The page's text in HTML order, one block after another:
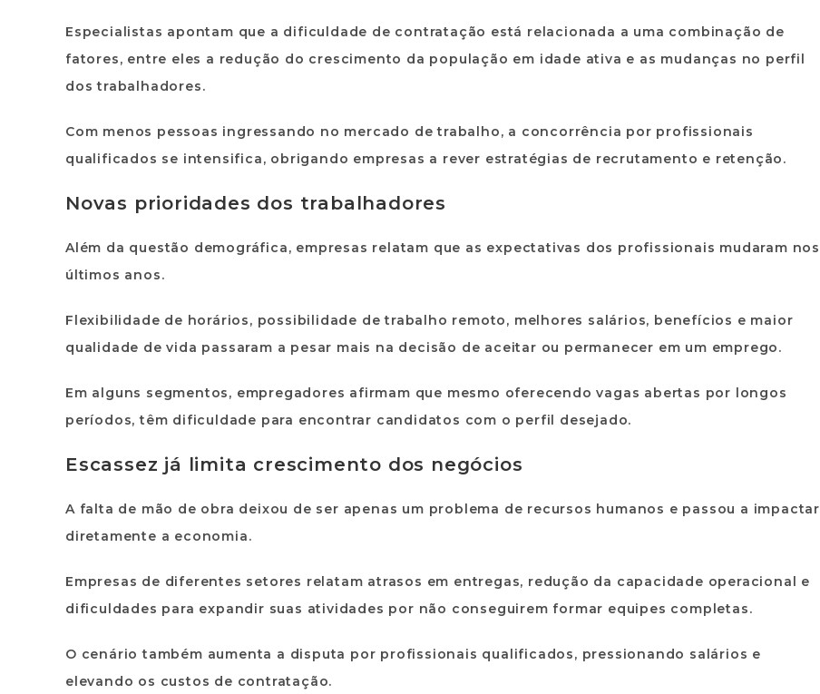
Especialistas apontam que a dificuldade de contratação está relacionada a uma combinação de
fatores, entre eles a redução do crescimento da população em idade ativa e as mudanças no perfil
dos trabalhadores.
Com menos pessoas ingressando no mercado de trabalho, a concorrência por profissionais
qualificados se intensifica, obrigando empresas a rever estratégias de recrutamento e retenção.
Novas prioridades dos trabalhadores
Além da questão demográfica, empresas relatam que as expectativas dos profissionais mudaram nos
últimos anos.
Flexibilidade de horários, possibilidade de trabalho remoto, melhores salários, benefícios e maior
qualidade de vida passaram a pesar mais na decisão de aceitar ou permanecer em um emprego.
Em alguns segmentos, empregadores afirmam que mesmo oferecendo vagas abertas por longos
períodos, têm dificuldade para encontrar candidatos com o perfil desejado.
Escassez já limita crescimento dos negócios
A falta de mão de obra deixou de ser apenas um problema de recursos humanos e passou a impactar
diretamente a economia.
Empresas de diferentes setores relatam atrasos em entregas, redução da capacidade operacional e
dificuldades para expandir suas atividades por não conseguirem formar equipes completas.
O cenário também aumenta a disputa por profissionais qualificados, pressionando salários e
elevando os custos de contratação.